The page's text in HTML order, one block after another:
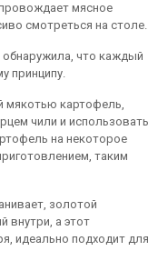
мясное
смотреться на столе.
обнаружила, что каждый
принципу.
мякотью картофель,
чили и использовать
на некоторое
таким
золотой
внутри, а этот
идеально подходит для